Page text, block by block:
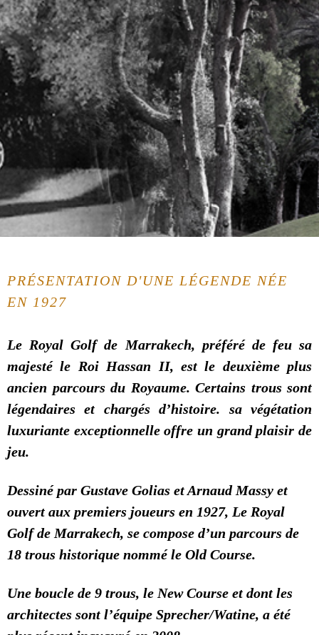
PRÉSENTATION D'UNE LÉGENDE NÉE
EN 1927
Le Royal Golf de Marrakech, préféré de feu sa
majesté le Roi Hassan II, est le deuxième plus
ancien parcours du Royaume. Certains trous sont
légendaires et chargés d’histoire. sa végétation
luxuriante exceptionnelle offre un grand plaisir de
jeu.
Dessiné par Gustave Golias et Arnaud Massy et
ouvert aux premiers joueurs en 1927, Le Royal
Golf de Marrakech, se compose d’un parcours de
18 trous historique nommé le Old Course.
Une boucle de 9 trous, le New Course et dont les
architectes sont l’équipe Sprecher/Watine, a été